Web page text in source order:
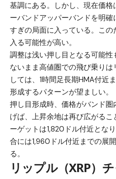
基調にある。しかし、現在価
ーバンドアッパーバンドを明
すぎの局面に入っている。こ
入る可能性が高い。
調整は浅い押し目となる可能
ないまま高値圏での飛び乗り
しては、1時間足長期HMA付近
形成するパターンが望ましい。
押し目形成時、価格がバンド
げば、上昇余地は再び広がる
ーゲットは1,820ドル付近とな
合には1,960ドル付近までの展
る。
リップル（XRP）